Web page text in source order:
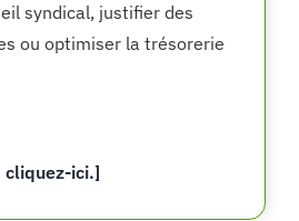
syndical, justifier des
ou optimiser la trésorerie
cliquez-ici.]